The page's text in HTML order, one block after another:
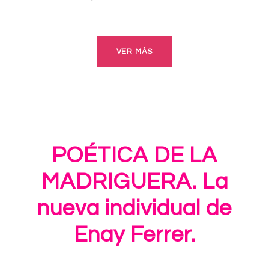
VER MÁS
POÉTICA DE LA
MADRIGUERA. La
nueva individual de
Enay Ferrer.